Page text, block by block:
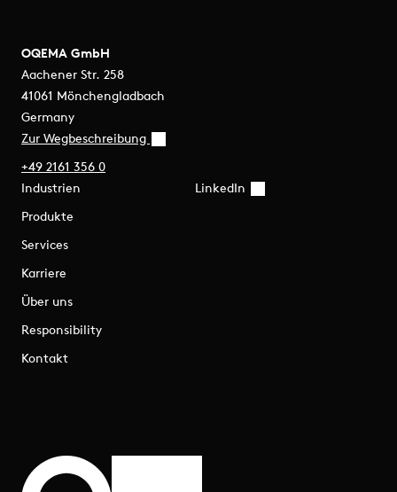
OQEMA GmbH
Aachener Str. 258
41061 Mönchengladbach
Germany
Zur Wegbeschreibung
+49 2161 356 0
Industrien
Produkte
Services
Karriere
Über uns
Responsibility
Kontakt
LinkedIn